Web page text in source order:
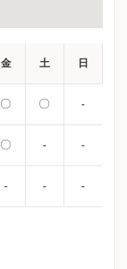
金 土 日
〇 〇 -
〇 - -
- - -